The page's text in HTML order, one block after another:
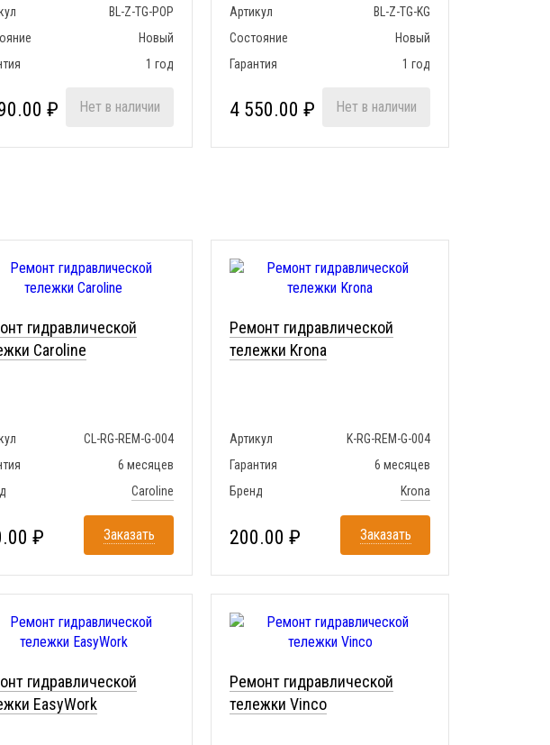
BL-Z-TG-POP
Новый
1 год
₽ Нет в наличии
Артикул
BL-Z-TG-KG
Состояние
Новый
Гарантия
1 год
4 550.00 ₽ Нет в наличии
гидравлической
Caroline
CL-RG-REM-G-004
6 месяцев
Caroline
₽ Заказать
Ремонт гидравлической
тележки Krona
Артикул
K-RG-REM-G-004
Гарантия
6 месяцев
Бренд
Krona
200.00 ₽ Заказать
гидравлической
EasyWork
Ремонт гидравлической
тележки Vinco